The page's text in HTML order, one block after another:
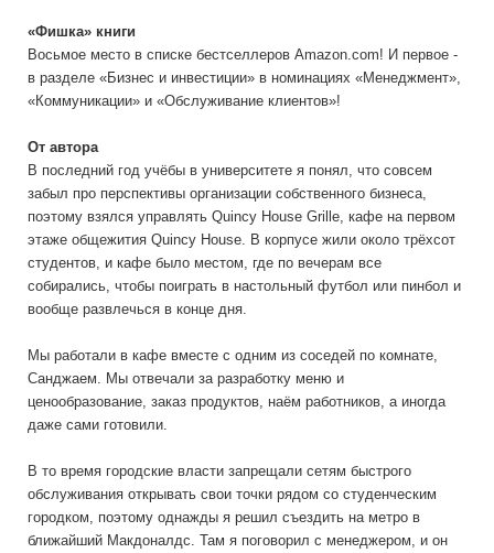
«Фишка» книги
Восьмое место в списке бестселлеров Amazon.com! И первое -
в разделе «Бизнес и инвестиции» в номинациях «Менеджмент»,
«Коммуникации» и «Обслуживание клиентов»!
От автора
В последний год учёбы в университете я понял, что совсем
забыл про перспективы организации собственного бизнеса,
поэтому взялся управлять Quincy House Grille, кафе на первом
этаже общежития Quincy House. В корпусе жили около трёхсот
студентов, и кафе было местом, где по вечерам все
собирались, чтобы поиграть в настольный футбол или пинбол и
вообще развлечься в конце дня.
Мы работали в кафе вместе с одним из соседей по комнате,
Санджаем. Мы отвечали за разработку меню и
ценообразование, заказ продуктов, наём работников, а иногда
даже сами готовили.
В то время городские власти запрещали сетям быстрого
обслуживания открывать свои точки рядом со студенческим
городком, поэтому однажды я решил съездить на метро в
ближайший Макдоналдс. Там я поговорил с менеджером, и он